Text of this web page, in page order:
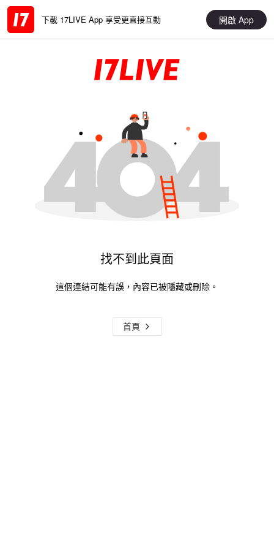
下載 17LIVE App 享受更直接互動 開啟 App
找不到此頁面
這個連結可能有誤，內容已被隱藏或刪除。
首頁